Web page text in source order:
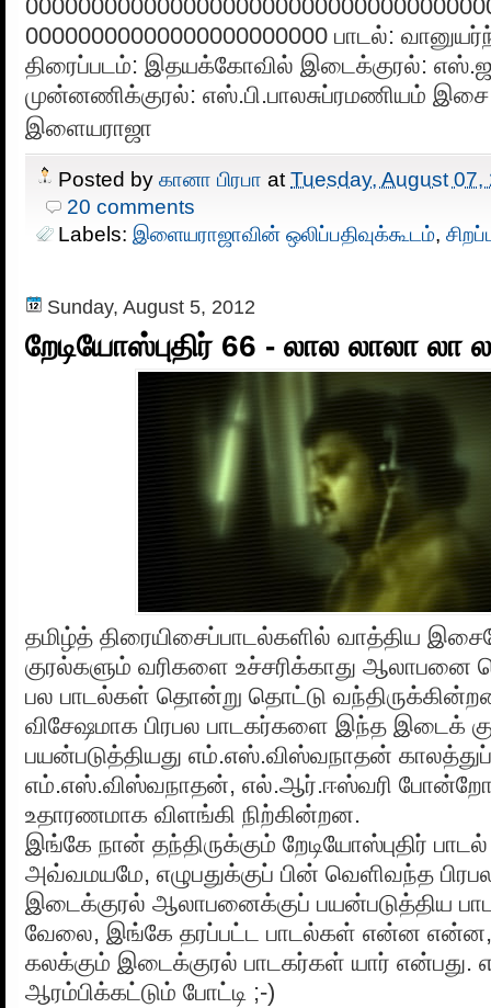
00000000000000000000000 பாடல்:
திரைப்படம்: இதயக்கோவில் இடைக்குரல்:
முன்னணிக்குரல்: எஸ்.பி.பாலசுப்ரமணியம்
இளையராஜா
Posted by கானா பிரபா at Tuesday, August 07,
20 comments
Labels: இளையராஜாவின் ஒலிப்பதிவுக்கூடம்,
Sunday, August 5, 2012
றேடியோஸ்புதிர் 66 - லால லாலா லா
தமிழ்த் திரையிசைப்பாடல்களில் வாத்திய
குரல்களும் வரிகளை உச்சரிக்காது
பல பாடல்கள் தொன்று தொட்டு
விசேஷமாக பிரபல பாடகர்களை இந்த இடைக்
பயன்படுத்தியது எம்.எஸ்.விஸ்வநாதன்
எம்.எஸ்.விஸ்வநாதன், எல்.ஆர்.ஈஸ்வரி
உதாரணமாக விளங்கி நிற்கின்றன.
இங்கே நான் தந்திருக்கும் றேடியோஸ்புதிர்
அவ்வமயமே, எழுபதுக்குப் பின் வெளிவந்த
இடைக்குரல் ஆலாபனைக்குப் பயன்படுத்திய
வேலை, இங்கே தரப்பட்ட பாடல்கள் என்ன என்ன,
கலக்கும் இடைக்குரல் பாடகர்கள் யார் என்பது.
ஆரம்பிக்கட்டும் போட்டி ;-)